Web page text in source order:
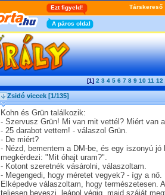
[1] 2 3 4 5 6 7 8 9 10 11 12
Zsidó viccek [1/135]
Kohn és Grün találkozik:
- Szervusz Grün! Mi van mit vettél? Miért van
- 25 darabot vettem! - válaszol Grün.
- De miért?
- Nézd, bementem a DM-be, és egy iszonyú
megkérdezi: "Mit óhajt uram?".
- Kotont szeretnék vásárolni, válaszoltam.
- Megengedi, hogy méretet vegyek? - így a nő.
Elképedve válaszoltam, hogy természetesen.
teljesen beveszi, leápol végig, majd száját